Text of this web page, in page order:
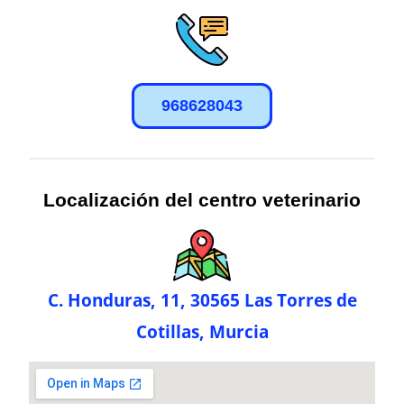
968628043
Localización del centro veterinario
C. Honduras, 11, 30565 Las Torres de
Cotillas, Murcia